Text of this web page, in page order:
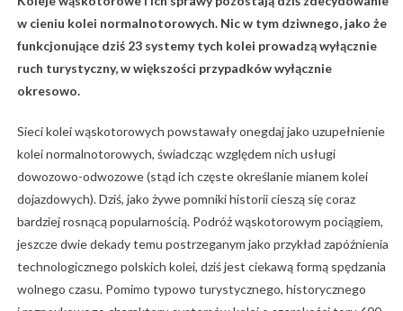
w cieniu kolei normalnotorowych. Nic w tym dziwnego, jako że
funkcjonujące dziś 23 systemy tych kolei prowadzą wyłącznie
ruch turystyczny, w większości przypadków wyłącznie
okresowo.
Sieci kolei wąskotorowych powstawały onegdaj jako uzupełnienie
kolei normalnotorowych, świadcząc względem nich usługi
dowozowo-odwozowe (stąd ich częste określanie mianem kolei
dojazdowych). Dziś, jako żywe pomniki historii cieszą się coraz
bardziej rosnącą popularnością. Podróż wąskotorowym pociągiem,
jeszcze dwie dekady temu postrzeganym jako przykład zapóźnienia
technologicznego polskich kolei, dziś jest ciekawą formą spędzania
wolnego czasu. Pomimo typowo turystycznego, historycznego